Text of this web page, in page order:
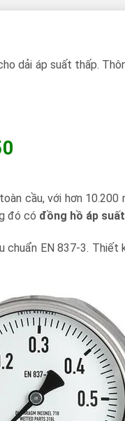
dải áp suất thấp.
cầu, với hơn 10.200
đó có đồng hồ áp
EN 837-3.